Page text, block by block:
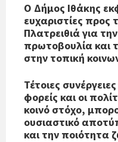
Ο Δήμος Ιθάκης
ευχαριστίες προς
Πλατρειθιά για
πρωτοβουλία και
στην τοπική
Τέτοιες
φορείς και οι
κοινό στόχο,
ουσιαστικό
και την ποιότητα